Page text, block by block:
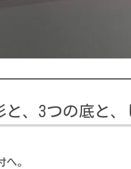
、3つの底と
。